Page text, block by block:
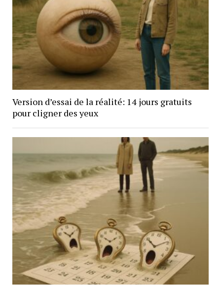
Version d’essai de la réalité: 14 jours gratuits
pour cligner des yeux